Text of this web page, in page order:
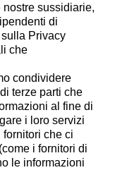
sussidiarie,
di
Privacy
che
condividere
terze parti che
al fine di
i loro servizi
fornitori che ci
i fornitori di
le informazioni